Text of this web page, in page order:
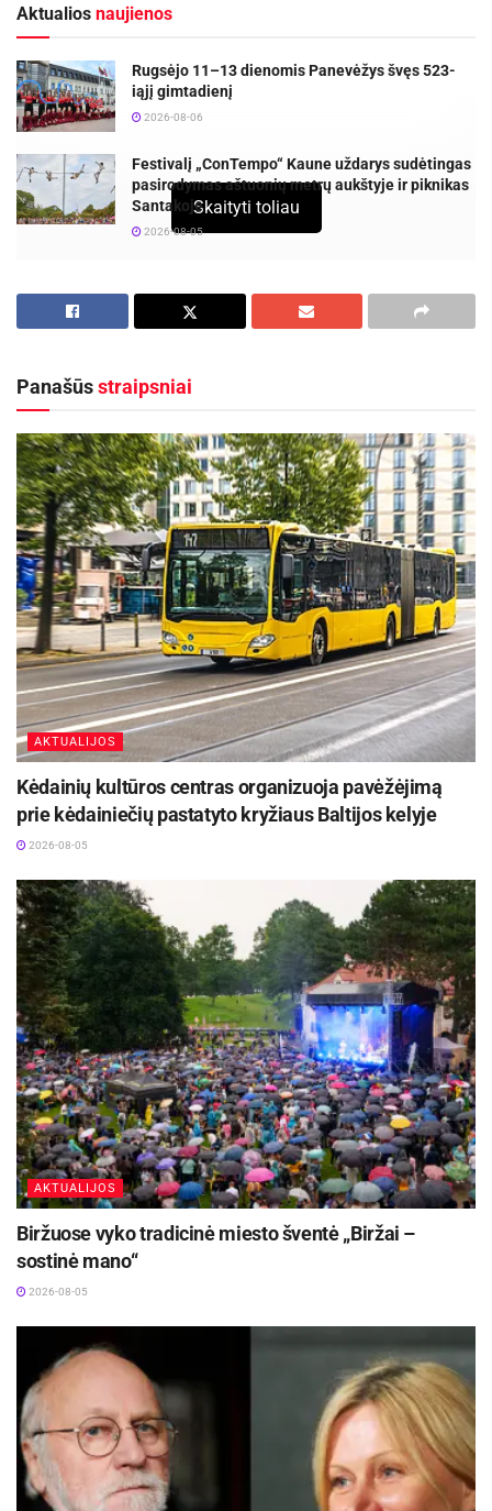
Aktualios naujienos
Rugsėjo 11–13 dienomis Panevėžys švęs 523-
iąjį gimtadienį
2026-08-06
Festivalį „ConTempo“ Kaune uždarys sudėtingas
pasirodymas aštuonių metrų aukštyje ir piknikas
Santakoje
2026-08-05
Skaityti toliau
Panašūsstraipsniai
AKTUALIJOS
Kėdainių kultūros centras organizuoja pavėžėjimą
prie kėdainiečių pastatyto kryžiaus Baltijos kelyje
2026-08-05
AKTUALIJOS
Biržuose vyko tradicinė miesto šventė „Biržai –
sostinė mano“
2026-08-05